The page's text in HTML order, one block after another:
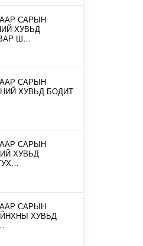
САРЫН
ХУВЬД
Ш…
САРЫН
ХУВЬД БОДИТ
САРЫН
ХУВЬД
САРЫН
ХУВЬД